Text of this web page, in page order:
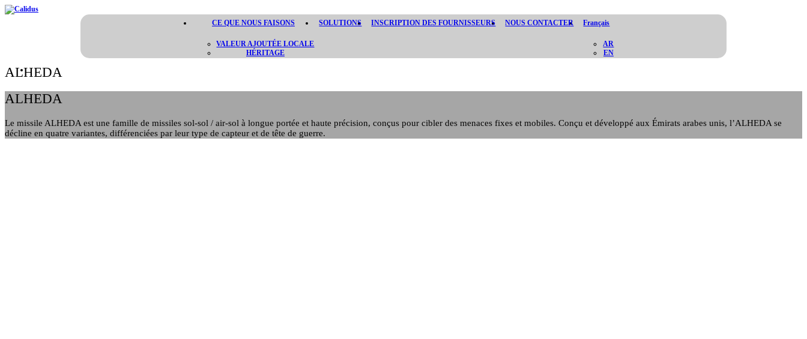
CE QUE NOUS FAISONS
VALEUR AJOUTÉE LOCALE
HÉRITAGE
SOLUTIONS INSCRIPTION DES FOURNISSEURS NOUS CONTACTER Français
AR
EN
ALHEDA
ALHEDA
Le missile ALHEDA est une famille de missiles sol-sol / air-sol à longue portée et haute précision, conçus pour cibler des menaces fixes et mobiles. Conçu et développé aux Émirats arabes unis, l’ALHEDA se
décline en quatre variantes, différenciées par leur type de capteur et de tête de guerre.